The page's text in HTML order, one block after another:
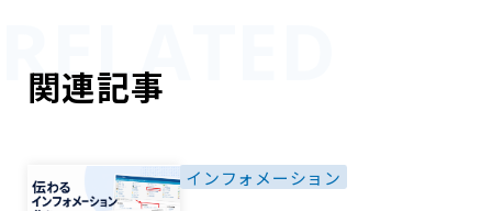
関連記事
インフォメーション